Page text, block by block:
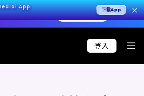
實效果。 立即試用 > 🚀
App
下載App
登入